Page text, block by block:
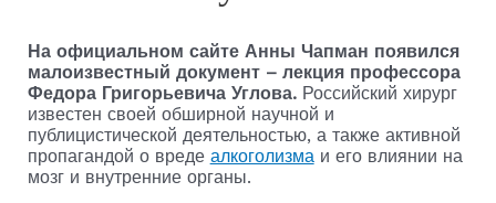
На официальном сайте Анны Чапман появился
малоизвестный документ – лекция профессора
Федора Григорьевича Углова.Российский хирург
известен своей обширной научной и
публицистической деятельностью, а также активной
пропагандой о вреде алкоголизма и его влиянии на
мозг и внутренние органы.